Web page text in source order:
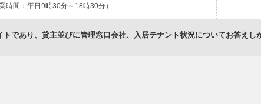
業時間：平日9時30分～18時30分）
であり、貸主並びに管理窓口会社、入居テナント状況についてお答えし